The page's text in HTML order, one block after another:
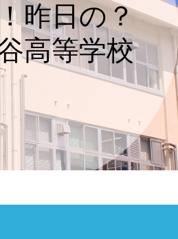
昨日の？
高等学校